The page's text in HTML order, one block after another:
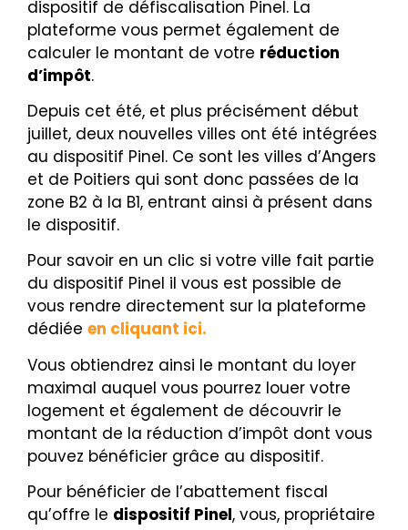
dispositif de défiscalisation Pinel. La
plateforme vous permet également de
calculer le montant de votre réduction
d’impôt.
Depuis cet été, et plus précisément début
juillet, deux nouvelles villes ont été intégrées
au dispositif Pinel. Ce sont les villes d’Angers
et de Poitiers qui sont donc passées de la
zone B2 à la B1, entrant ainsi à présent dans
le dispositif.
Pour savoir en un clic si votre ville fait partie
du dispositif Pinel il vous est possible de
vous rendre directement sur la plateforme
dédiée en cliquant ici.
Vous obtiendrez ainsi le montant du loyer
maximal auquel vous pourrez louer votre
logement et également de découvrir le
montant de la réduction d’impôt dont vous
pouvez bénéficier grâce au dispositif.
Pour bénéficier de l’abattement fiscal
qu’offre le dispositif Pinel, vous, propriétaire